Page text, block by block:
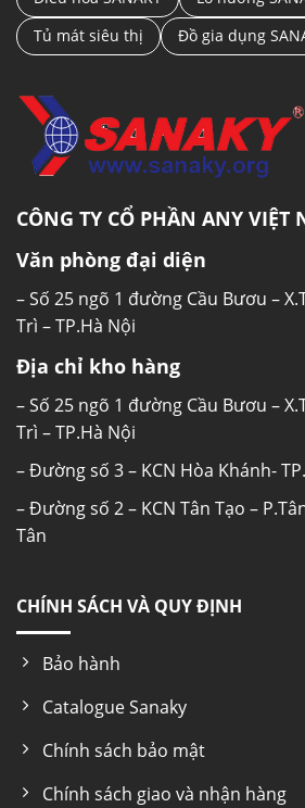
Tủ mát siêu thị
Đồ gia dụng
CÔNG TY CỔ PHẦN ANY VIỆT
Văn phòng đại diện
– Số 25 ngõ 1 đường Cầu Bươu –
Trì – TP.Hà Nội
Địa chỉ kho hàng
– Số 25 ngõ 1 đường Cầu Bươu –
Trì – TP.Hà Nội
– Đường số 3 – KCN Hòa Khánh-
– Đường số 2 – KCN Tân Tạo –
Tân
CHÍNH SÁCH VÀ QUY ĐỊNH
Bảo hành
Catalogue Sanaky
Chính sách bảo mật
Chính sách giao và nhận hàng